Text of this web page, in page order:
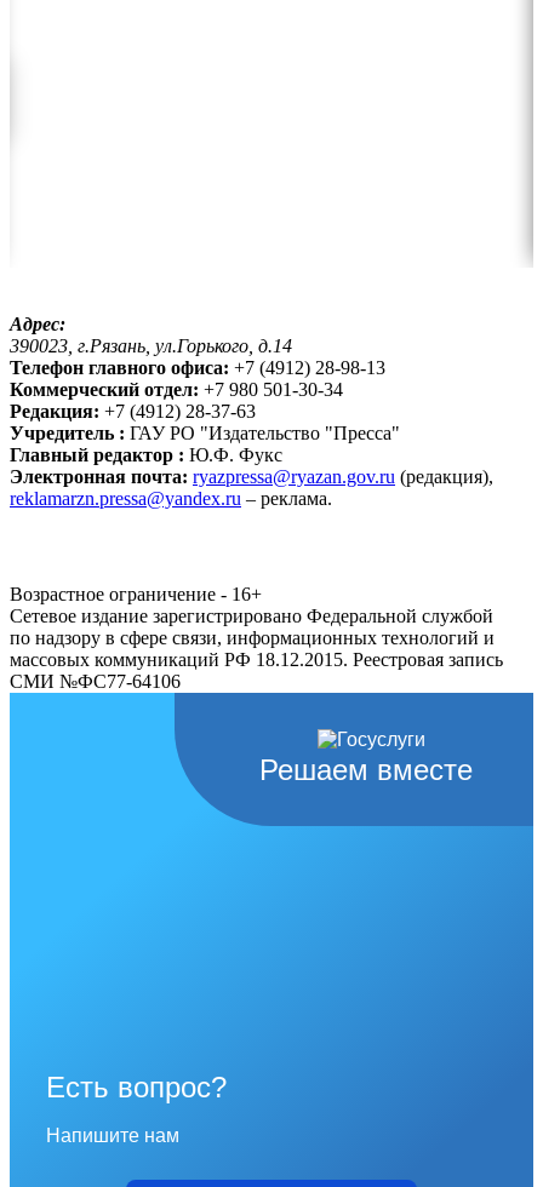
Адрес:
390023, г.Рязань, ул.Горького, д.14
Телефон главного офиса: +7 (4912) 28-98-13
Коммерческий отдел: +7 980 501-30-34
Редакция: +7 (4912) 28-37-63
Учредитель : ГАУ РО "Издательство "Пресса"
Главный редактор : Ю.Ф. Фукс
Электронная почта: ryazpressa@ryazan.gov.ru (редакция),
reklamarzn.pressa@yandex.ru – реклама.
Возрастное ограничение - 16+
Сетевое издание зарегистрировано Федеральной службой
по надзору в сфере связи, информационных технологий и
массовых коммуникаций РФ 18.12.2015. Реестровая запись
СМИ №ФС77-64106
Решаем вместе
Есть вопрос?
Напишите нам